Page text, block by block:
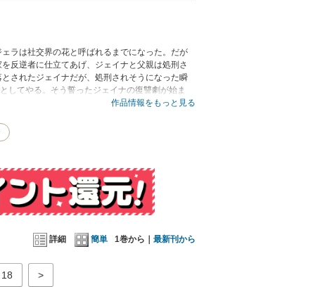
ラは社交界の花と呼ばれるまでになった。だが
反逆者に仕立てあげ、ジェイナと父親は処刑さ
されたジェイナだが、処刑されそうになった瞬
してやる。そう誓ったジェイナの復讐劇が始ま
作品情報をもっと見る
詳細 簡単 1巻から｜ 最新刊から
18 >